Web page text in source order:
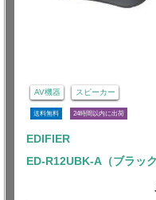
AV機器 スピーカー
送料無料 24時間以内に出荷
EDIFIER
ED-R12UBK-A（ブラッ